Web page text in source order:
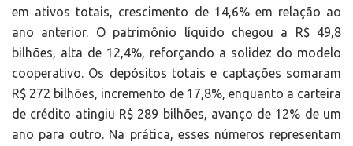
em ativos totais, crescimento de 14,6% em relação ao
ano anterior. O patrimônio líquido chegou a R$ 49,8
bilhões, alta de 12,4%, reforçando a solidez do modelo
cooperativo. Os depósitos totais e captações somaram
R$ 272 bilhões, incremento de 17,8%, enquanto a carteira
de crédito atingiu R$ 289 bilhões, avanço de 12% de um
ano para outro. Na prática, esses números representam